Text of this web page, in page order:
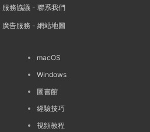
服務協議 - 聯系我們
廣告服務 - 網站地圖
macOS
Windows
圖書館
經驗技巧
視頻教程